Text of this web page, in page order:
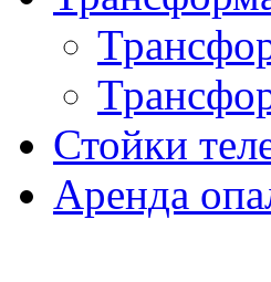
Стойки
Аренда